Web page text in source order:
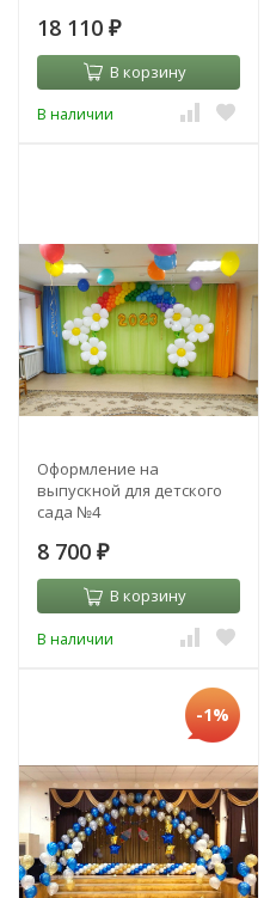
18 110 ₽
В корзину
В наличии
Оформление на
выпускной для детского
сада №4
8 700 ₽
В корзину
В наличии
-1%